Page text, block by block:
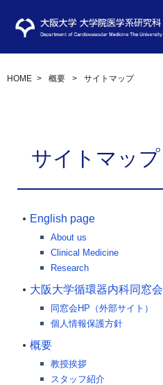
HOME > 概要 > サイトマップ
サイトマップ
English page
About us
Clinical Medicine
Research
大阪大学循環器内科同窓会
同窓会HP（外部サイト）
個人情報保護方針
概要
教授挨拶
スタッフ紹介